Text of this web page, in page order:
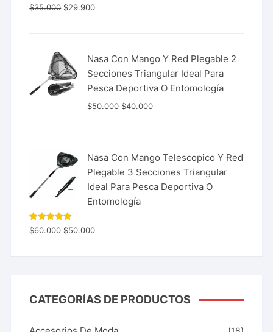
Valorado
con
$35.000 $29.900
Nasa Con Mango Y Red Plegable 2
Secciones Triangular Ideal Para
Pesca Deportiva O Entomología
$50.000 $40.000
Nasa Con Mango Telescopico Y Red
Plegable 3 Secciones Triangular
Ideal Para Pesca Deportiva O
Entomología
Valorado
con5.00
$60.000 $50.000
CATEGORÍAS DE PRODUCTOS